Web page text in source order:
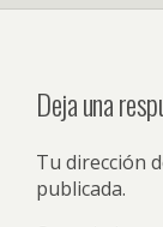
Deja una
Tu dirección
publicada.